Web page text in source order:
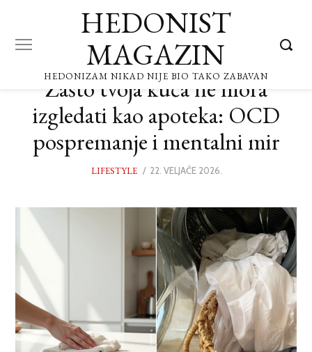
HEDONIST
MAGAZIN
HEDONIZAM NIKAD NIJE BIO TAKO ZABAVAN
Zašto tvoja kuća ne mora
izgledati kao apoteka: OCD
pospremanje i mentalni mir
LIFESTYLE
POSTED
22. VELJAČE 2026.